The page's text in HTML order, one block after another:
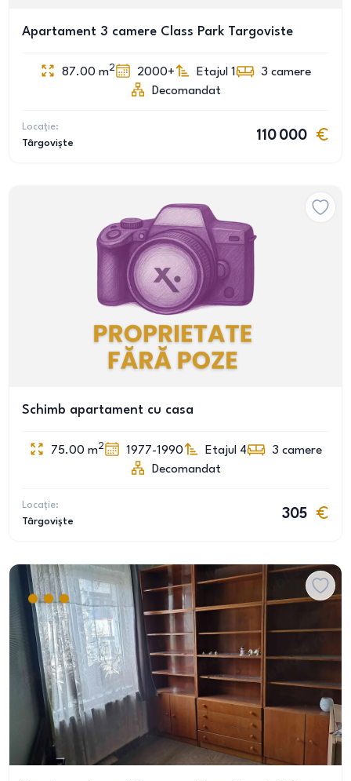
Apartament 3 camere Class Park Targoviste
87.00 m2 2000+ Etajul 1 3 camere
Decomandat
Locație:
Târgoviște
110 000
Schimb apartament cu casa
75.00 m2 1977-1990 Etajul 4 3 camere
Decomandat
Locație:
Târgoviște
305